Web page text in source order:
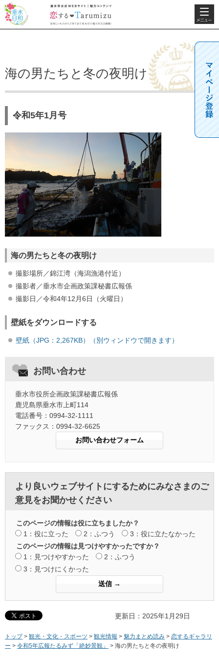
垂水日和
垂水市公式WEBサ
イト 魅力コンテン
ツ 恋するTarumizu
検索・共
通メニュ
ー
海の男たちと冬の夜明け
令和5年1月号
海の男たちと冬の夜明け
撮影場所／錦江湾（海潟漁港付近）
撮影者／垂水市企画政策課秘書広報係
撮影日／令和4年12月6日（火曜日）
壁紙をダウンロードする
壁紙（JPG：2,267KB）（別ウィンドウで開きます）
お問い合わせ
垂水市役所企画政策課秘書広報係
鹿児島県垂水市上町114
電話番号：0994-32-1111
ファックス：0994-32-6625
より良いウェブサイトにするためにみなさまのご
意見をお聞かせください
このページの情報は役に立ちましたか？
1：役に立った
2：ふつう
3：役に立たなかった
このページの情報は見つけやすかったですか？
1：見つけやすかった
2：ふつう
3：見つけにくかった
更新日：2025年1月29日
トップ> 観光・文化・スポーツ > 観光情報 > 魅力まとめ読み > 恋するギャラリ
ー > 令和5年広報たるみず「絶妙景観」 > 海の男たちと冬の夜明け